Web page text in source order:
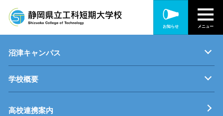
お知らせ メニュー
静岡キャンパス
キャンパス紹介
機械・制御技術科
電気技術科
建築設備科
沼津キャンパス
キャンパス紹介
機械・生産技術科
電子情報技術科
情報技術科
学校概要
基本理念
校長挨拶
すうじでみる静岡県立工科短期大学校
工科短大評価委員会
高校連携案内